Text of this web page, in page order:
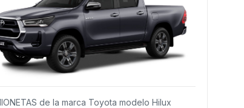
de la marca Toyota modelo Hilux